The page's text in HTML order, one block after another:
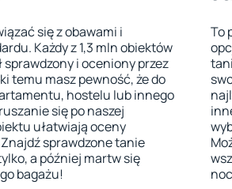
się z obawami i
Każdy z 1,3 mln obiektów
i oceniony przez
temu masz pewność, że do
hostelu lub innego
się po naszej
ułatwiają oceny
sprawdzone tanie
a później martw się
bagażu!
To